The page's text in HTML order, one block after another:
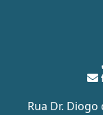
Rua Dr. Diogo